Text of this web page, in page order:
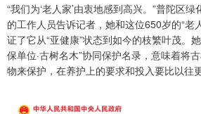
“我们为‘老人家’由衷地感到高兴。”普陀区
的工作人员告诉记者，她和这位650岁的“老
证了它从“亚健康”状态到如今的枝繁叶茂。
保单位·古树名木”协同保护名录，意味着将
物来保护，在养护上的要求和投入要比以往